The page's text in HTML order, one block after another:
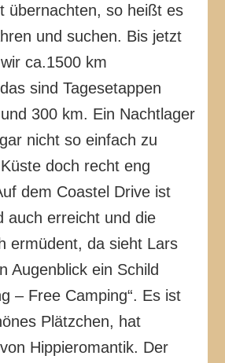
übernachten, so heißt es
und suchen. Bis jetzt
ca.1500 km
sind Tagesetappen
300 km. Ein Nachtlager
nicht so einfach zu
doch recht eng
dem Coastel Drive ist
auch erreicht und die
ermüdent, da sieht Lars
Augenblick ein Schild
– Free Camping“. Es ist
Plätzchen, hat
Hippieromantik. Der